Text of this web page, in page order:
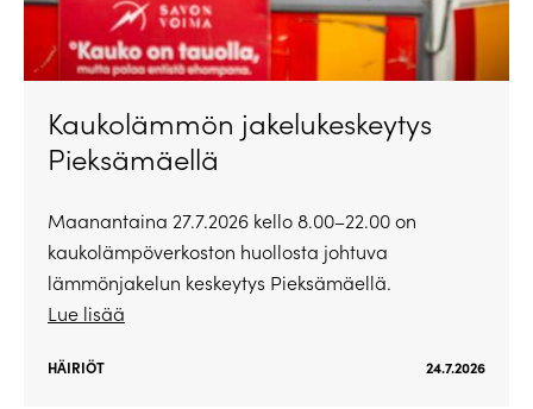
Kaukolämmön jakelukeskeytys
Pieksämäellä
Maanantaina 27.7.2026 kello 8.00–22.00 on
kaukolämpöverkoston huollosta johtuva
lämmönjakelun keskeytys Pieksämäellä.
Lue lisää
HÄIRIÖT 24.7.2026